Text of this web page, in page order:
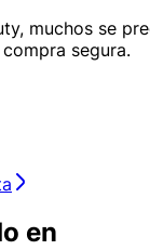
muchos se
segura.
en